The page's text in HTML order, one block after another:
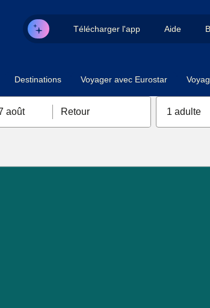
Télécharger l'app Aide
Destinations Voyager avec Eurostar
août Retour 1 adulte